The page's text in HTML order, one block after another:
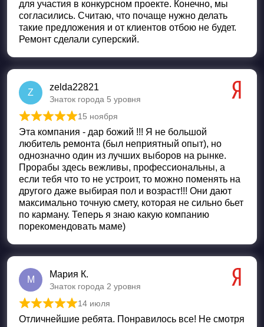
для участия в конкурсном проекте. Конечно, мы
согласились. Считаю, что почаще нужно делать
такие предложения и от клиентов отбою не будет.
Ремонт сделали суперский.
Z
zelda22821
Знаток города 5 уровня
Оценка
15 ноября
Эта компания - дар божий !!! Я не большой
любитель ремонта (был неприятный опыт), но
однозначно один из лучших выборов на рынке.
Прорабы здесь вежливы, профессиональны, а
если тебя что то не устроит, то можно поменять на
другого даже выбирая пол и возраст!!! Они дают
максимально точную смету, которая не сильно бьет
по карману. Теперь я знаю какую компанию
порекомендовать маме)
М
Мария К.
Знаток города 2 уровня
Оценка
14 июля
Отличнейшие ребята. Понравилось все! Не смотря